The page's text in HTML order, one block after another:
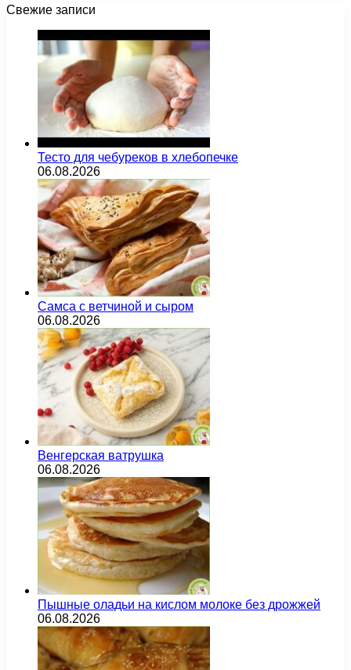
Свежие записи
Тесто для чебуреков в хлебопечке
06.08.2026
Самса с ветчиной и сыром
06.08.2026
Венгерская ватрушка
06.08.2026
Пышные оладьи на кислом молоке без дрожжей
06.08.2026